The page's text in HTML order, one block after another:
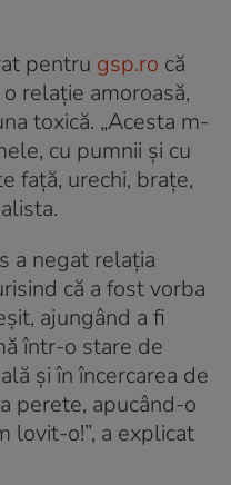
pentru gsp.ro că
relație amoroasă,
toxică. „Acesta m-
cu pumnii și cu
față, urechi, brațe,
a negat relația
că a fost vorba
ajungând a fi
într-o stare de
și în încercarea de
perete, apucând-o
lovit-o!”, a explicat